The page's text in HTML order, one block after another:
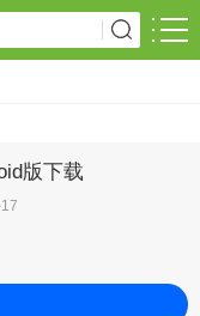
版下载